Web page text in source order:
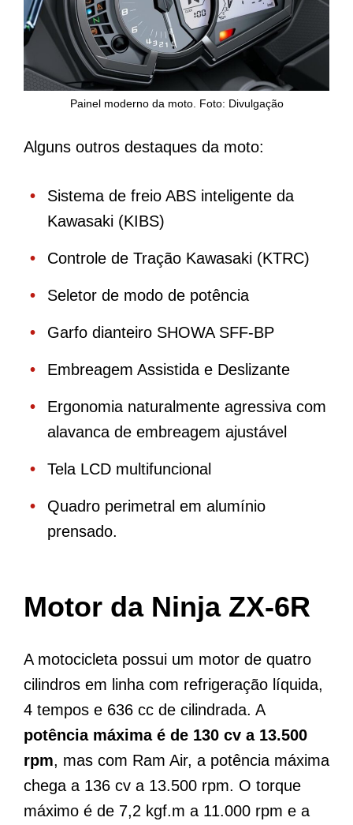
Painel moderno da moto. Foto: Divulgação
Alguns outros destaques da moto:
Sistema de freio ABS inteligente da
Kawasaki (KIBS)
Controle de Tração Kawasaki (KTRC)
Seletor de modo de potência
Garfo dianteiro SHOWA SFF-BP
Embreagem Assistida e Deslizante
Ergonomia naturalmente agressiva com
alavanca de embreagem ajustável
Tela LCD multifuncional
Quadro perimetral em alumínio
prensado.
Motor da Ninja ZX-6R
A motocicleta possui um motor de quatro
cilindros em linha com refrigeração líquida,
4 tempos e 636 cc de cilindrada. A
potência máxima é de 130 cv a 13.500
rpm, mas com Ram Air, a potência máxima
chega a 136 cv a 13.500 rpm. O torque
máximo é de 7,2 kgf.m a 11.000 rpm e a